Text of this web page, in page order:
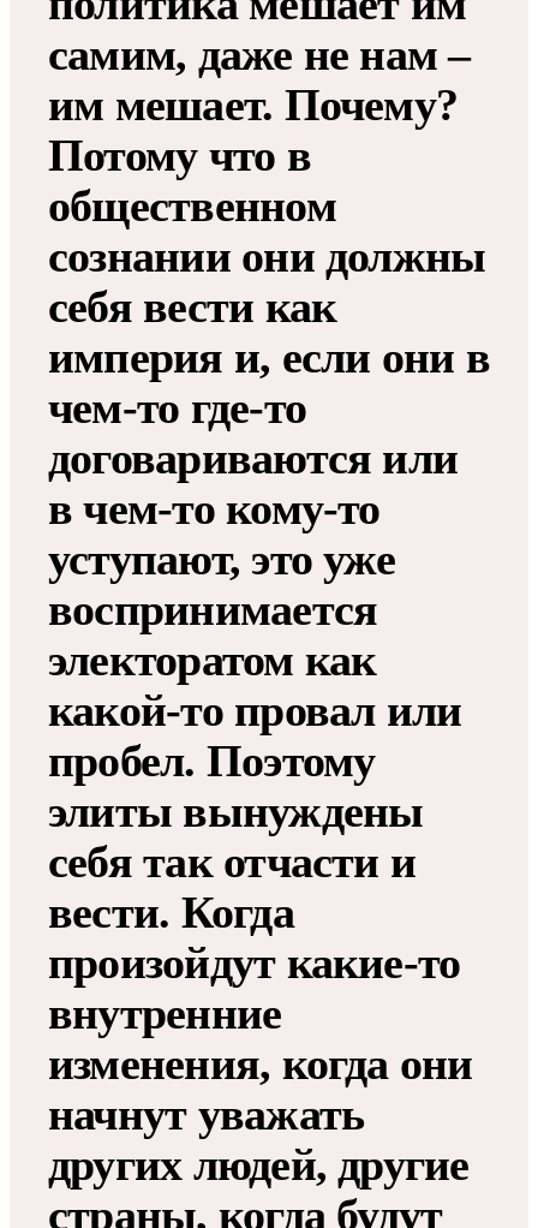
самим, даже не нам –
им мешает. Почему?
Потому что в
общественном
сознании они должны
себя вести как
империя и, если они в
чем-то где-то
договариваются или
в чем-то кому-то
уступают, это уже
воспринимается
электоратом как
какой-то провал или
пробел. Поэтому
элиты вынуждены
себя так отчасти и
вести. Когда
произойдут какие-то
внутренние
изменения, когда они
начнут уважать
других людей, другие
страны, когда будут